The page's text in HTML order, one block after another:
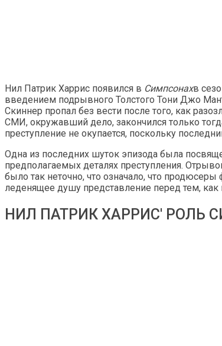
Нил Патрик Харрис появился в Симпсонахв
введением подрывного Толстого Тони Джо
Скиннер пропал без вести после того, как
СМИ, окружавший дело, закончился только
преступление не окупается, поскольку
Одна из последних шуток эпизода была
предполагаемых деталях преступления.
было так неточно, что означало, что
леденящее душу представление перед тем,
НИЛ ПАТРИК ХАРРИС' РОЛЬ